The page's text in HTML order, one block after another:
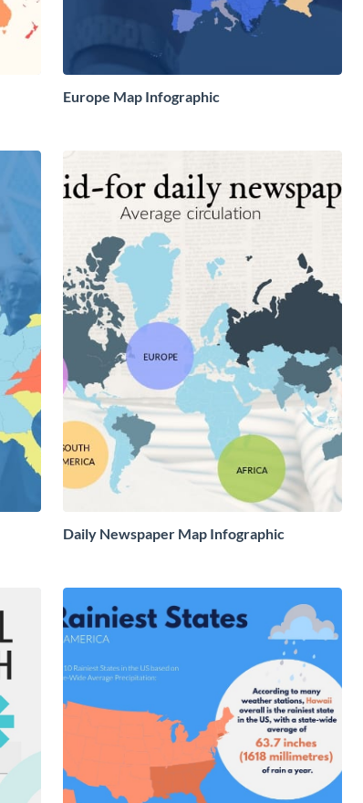
Europe Map Infographic
Daily Newspaper Map Infographic